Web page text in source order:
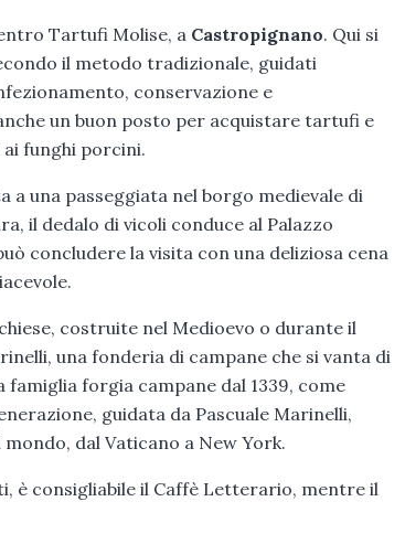
Tartufi Molise, a Castropignano. Qui si
il metodo tradizionale, guidati
conservazione e
un buon posto per acquistare tartufi e
funghi porcini.
a una passeggiata nel borgo medievale di
il dedalo di vicoli conduce al Palazzo
concludere la visita con una deliziosa cena
costruite nel Medioevo o durante il
una fonderia di campane che si vanta di
forgia campane dal 1339, come
guidata da Pascuale Marinelli,
dal Vaticano a New York.
è consigliabile il Caffè Letterario, mentre il